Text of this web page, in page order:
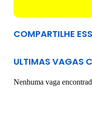
COMPARTILHE
ULTIMAS VAGAS
Nenhuma vaga